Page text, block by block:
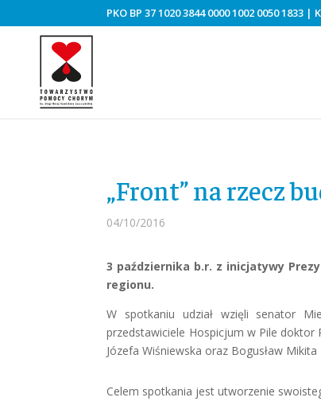
PKO BP 37 1020 3844 0000 1002 0050 1833
„Front” na rzecz
04/10/2016
3 października b.r. z inicjatywy
regionu.
W spotkaniu udział wzięli senator
przedstawiciele Hospicjum w Pile doktor
Józefa Wiśniewska oraz Bogusław
Celem spotkania jest utworzenie